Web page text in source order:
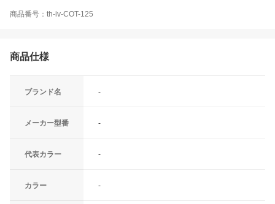
商品番号：th-iv-COT-125
商品仕様
ブランド名 -
メーカー型番 -
代表カラー -
カラー -